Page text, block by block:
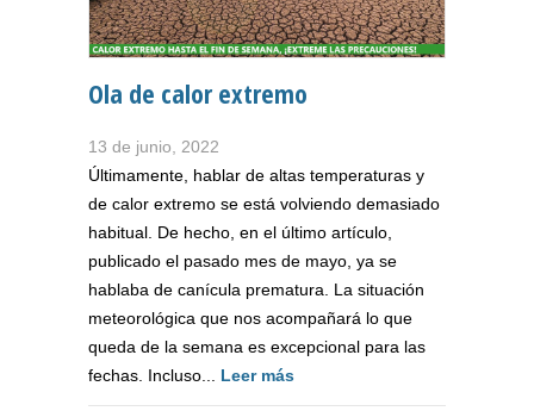
Ola de calor extremo
13 de junio, 2022
Últimamente, hablar de altas temperaturas y
de calor extremo se está volviendo demasiado
habitual. De hecho, en el último artículo,
publicado el pasado mes de mayo, ya se
hablaba de canícula prematura. La situación
meteorológica que nos acompañará lo que
queda de la semana es excepcional para las
fechas. Incluso... Leer más